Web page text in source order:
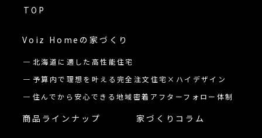
TOP
Voiz Homeの 家づくり
北海道に適した高性能住宅
予算内で理想を叶える完全注文住宅×ハイデザイン
住んでから安心できる地域密着アフターフォロー体制
商品ラインナップ 家づくりコラム